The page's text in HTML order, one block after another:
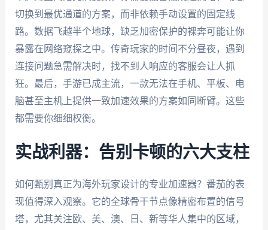
切换到最优通道的方案，而非依赖手动设置的固定线
路。数据飞越半个地球，缺乏加密保护的裸奔可能让你
暴露在网络窥探之中。传奇玩家的时间不分昼夜，遇到
连接问题急需解决时，找不到人响应的客服会让人抓
狂。最后，手游已成主流，一款无法在手机、平板、电
脑甚至主机上提供一致加速效果的方案如同断臂。这些
都需要你细细权衡。
实战利器：告别卡顿的六大支柱
如何甄别真正为海外玩家设计的专业加速器？番茄的表
现值得深入观察。它的全球骨干节点像精密布置的信号
塔，尤其关注欧、美、澳、日、新等华人集中的区域，